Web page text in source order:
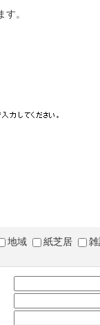
ることがで
地域 紙芝居